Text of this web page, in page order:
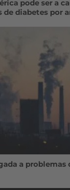
pode ser a
de diabetes por
a problemas